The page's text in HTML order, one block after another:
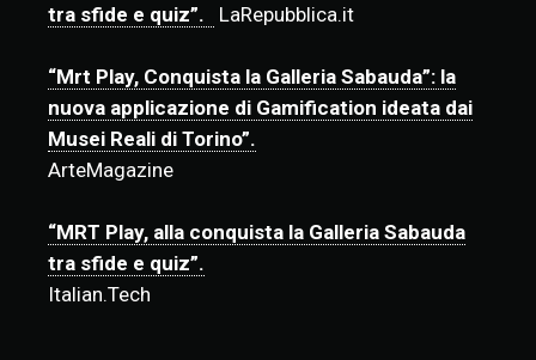
tra sfide e quiz”.
LaRepubblica.it
“Mrt Play, Conquista la Galleria Sabauda”: la
nuova applicazione di Gamification ideata dai
Musei Reali di Torino”.
ArteMagazine
“MRT Play, alla conquista la Galleria Sabauda
tra sfide e quiz”.
Italian.Tech